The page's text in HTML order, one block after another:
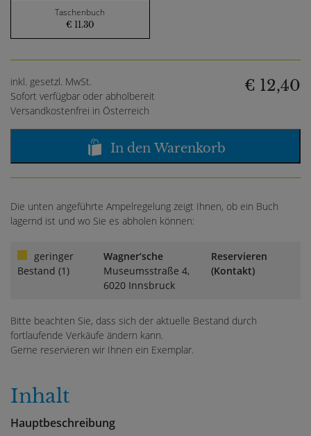
Taschenbuch
€ 11.30
inkl. gesetzl. MwSt.
Sofort verfügbar oder abholbereit
Versandkostenfrei in Österreich
€ 12,40
In den Warenkorb
Die unten angeführte Ampelregelung zeigt Ihnen, ob ein Buch
lagernd ist und wo Sie es abholen können:
geringer
Bestand (1)
Wagner‘sche
Museumsstraße 4,
6020 Innsbruck
Reservieren
(Kontakt)
Bitte beachten Sie, dass sich der aktuelle Bestand durch
fortlaufende Verkäufe ändern kann.
Gerne reservieren wir Ihnen ein Exemplar.
Inhalt
Hauptbeschreibung